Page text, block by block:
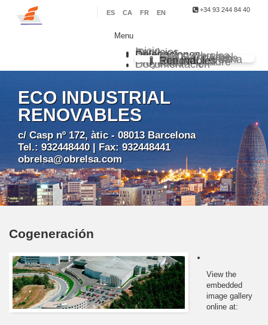
+34 93 244 84 40
ES CA FR EN
Menu
Inicio
Servicios
Sectores
Delegaciones
Grupo Obrelsa
Sarl Saim Argel
Eco Ind. Chilena
Eco Ind. Peruana
Eco Ind. Renovables
Master Quadre
Proyectos
Documentación
ECO INDUSTRIAL
RENOVABLES
c/ Casp nº 172, àtic - 08013 Barcelona
Tel.: 932448440 | Fax: 932448441
obrelsa@obrelsa.com
Cogeneración
View the
embedded
image gallery
online at: